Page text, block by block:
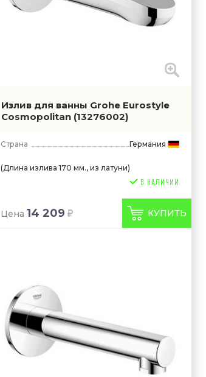
Излив для ванны Grohe Eurostyle
Cosmopolitan (13276002)
Страна Германия
(Длина излива 170 мм., из латуни)
Цена 14 209 КУПИТЬ